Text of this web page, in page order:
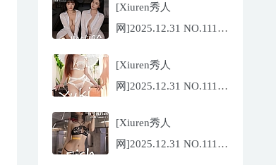
_Thrive[71P/640.85MB]
[Xiuren秀人
网]2025.12.31 NO.11188
[Xiuren秀人
网]2025.12.31 NO.11185
Yuki[75P/942.33MB]
[Xiuren秀人
网]2025.12.31 NO.11186